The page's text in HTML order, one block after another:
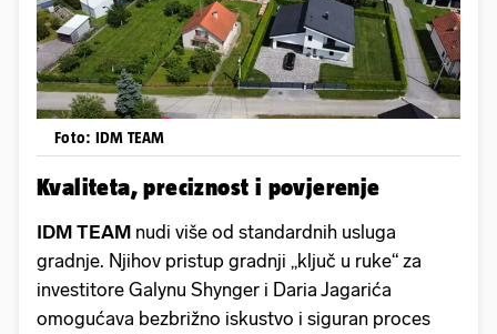
Foto: IDM TEAM
Kvaliteta, preciznost i povjerenje
IDM TEAM nudi više od standardnih usluga
gradnje. Njihov pristup gradnji „ključ u ruke“ za
investitore Galynu Shynger i Daria Jagarića
omogućava bezbrižno iskustvo i siguran proces